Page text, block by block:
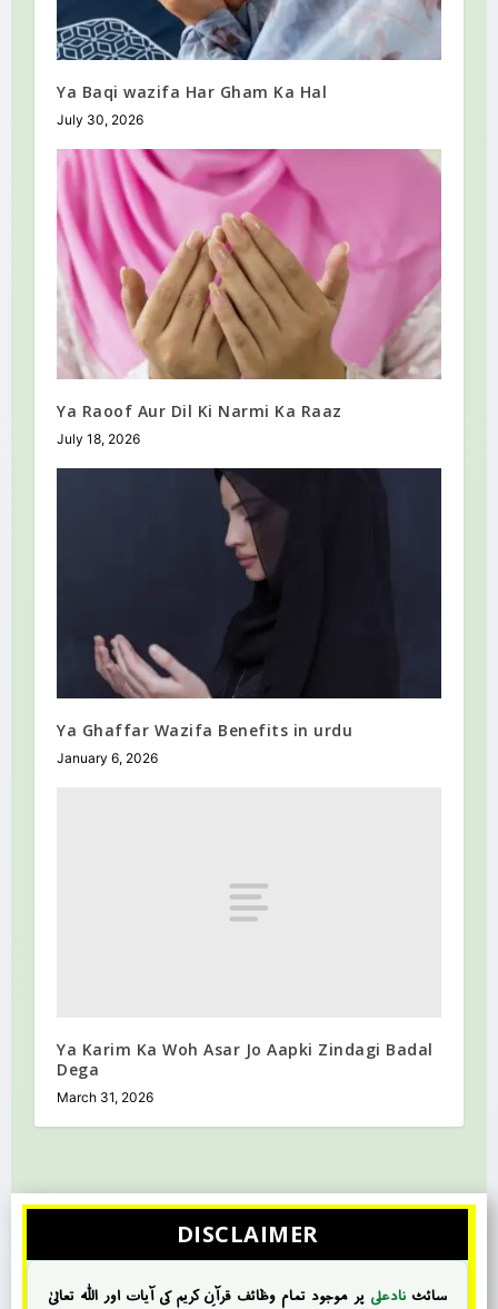
Ya Baqi wazifa Har Gham Ka Hal
July 30, 2026
Ya Raoof Aur Dil Ki Narmi Ka Raaz
July 18, 2026
Ya Ghaffar Wazifa Benefits in urdu
January 6, 2026
Ya Karim Ka Woh Asar Jo Aapki Zindagi Badal
Dega
March 31, 2026
DISCLAIMER
سائٹ نادعلی پر موجود تمام وظائف قرآنِ کریم کی آیات اور اللہ تعالیٰ